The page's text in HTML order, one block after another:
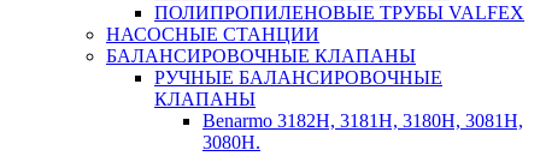
ПОЛИПРОПИЛЕНОВЫЕ ТРУБЫ VALFEX
НАСОСНЫЕ СТАНЦИИ
БАЛАНСИРОВОЧНЫЕ КЛАПАНЫ
РУЧНЫЕ БАЛАНСИРОВОЧНЫЕ
КЛАПАНЫ
Benarmo 3182H, 3181Н, 3180Н, 3081Н,
3080Н.